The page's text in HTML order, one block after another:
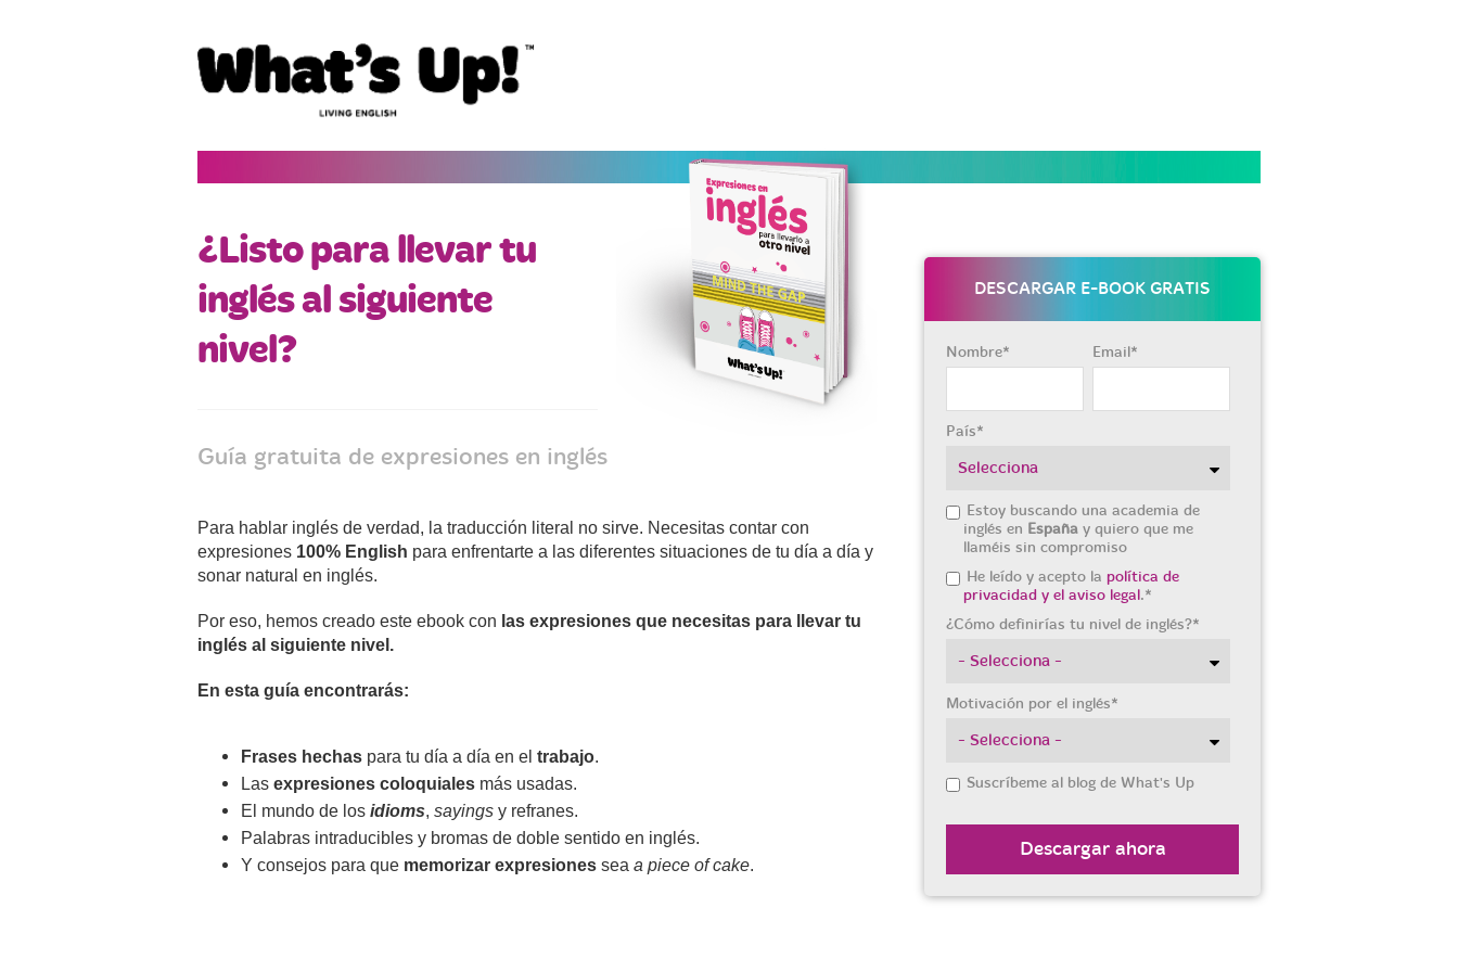
¿Listo para llevar tu
inglés al siguiente
nivel?
Guía gratuita de expresiones en inglés
Para hablar inglés de verdad, la traducción literal no sirve. Necesitas contar con
expresiones 100% English para enfrentarte a las diferentes situaciones de tu día a día y
sonar natural en inglés.
Por eso, hemos creado este ebook con las expresiones que necesitas para llevar tu
inglés al siguiente nivel.
En esta guía encontrarás:
Frases hechas para tu día a día en el trabajo.
Las expresiones coloquiales más usadas.
El mundo de los idioms, sayings y refranes.
Palabras intraducibles y bromas de doble sentido en inglés.
Y consejos para que memorizar expresiones sea a piece of cake.
DESCARGAR E-BOOK GRATIS
Nombre* Email*
País*
Estoy buscando una academia de
inglés en España y quiero que me
llaméis sin compromiso
He leído y acepto lapolítica de
privacidad y el aviso legal.*
¿Cómo definirías tu nivel de inglés?*
Motivación por el inglés*
Suscríbeme al blog de What's Up